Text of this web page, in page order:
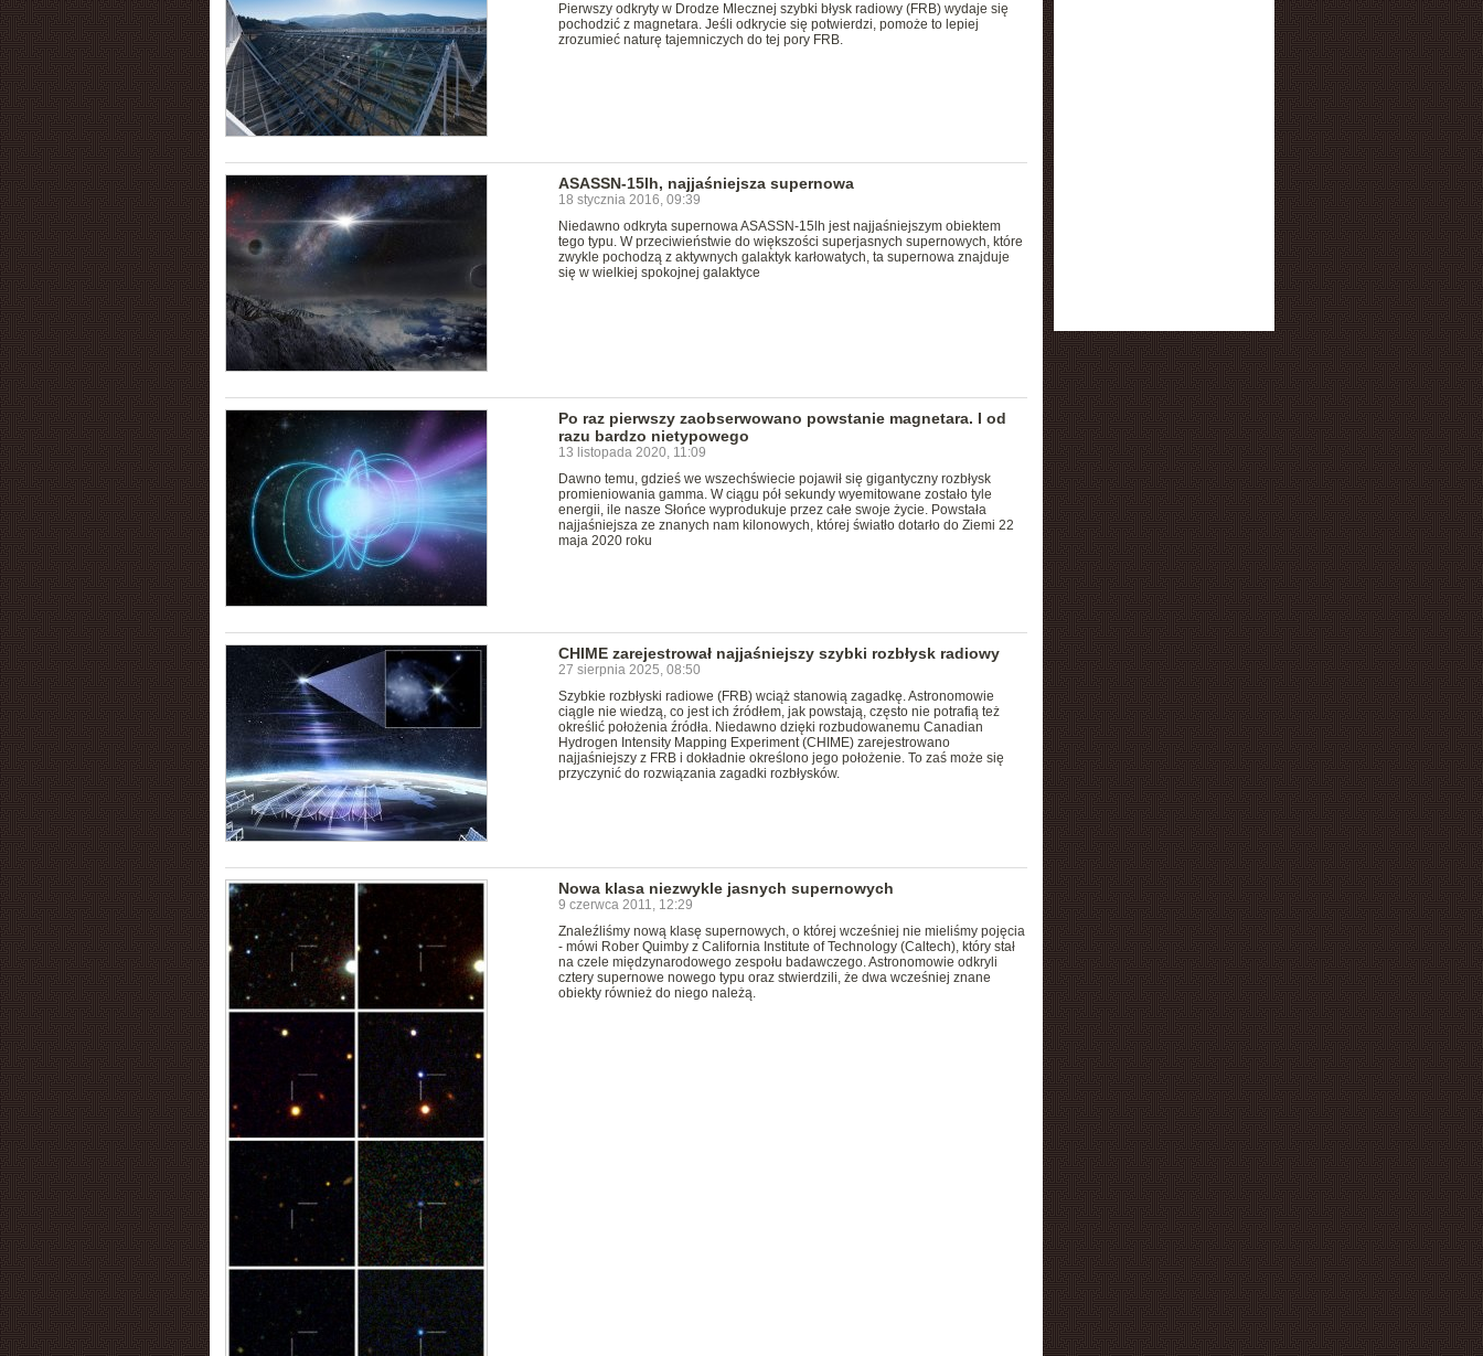
Pierwszy odkryty w Drodze Mlecznej szybki błysk radiowy (FRB) wydaje się
pochodzić z magnetara. Jeśli odkrycie się potwierdzi, pomoże to lepiej
zrozumieć naturę tajemniczych do tej pory FRB.
ASASSN-15lh, najjaśniejsza supernowa
18 stycznia 2016, 09:39
Niedawno odkryta supernowa ASASSN-15lh jest najjaśniejszym obiektem
tego typu. W przeciwieństwie do większości superjasnych supernowych, które
zwykle pochodzą z aktywnych galaktyk karłowatych, ta supernowa znajduje
się w wielkiej spokojnej galaktyce
Po raz pierwszy zaobserwowano powstanie magnetara. I od
razu bardzo nietypowego
13 listopada 2020, 11:09
Dawno temu, gdzieś we wszechświecie pojawił się gigantyczny rozbłysk
promieniowania gamma. W ciągu pół sekundy wyemitowane zostało tyle
energii, ile nasze Słońce wyprodukuje przez całe swoje życie. Powstała
najjaśniejsza ze znanych nam kilonowych, której światło dotarło do Ziemi 22
maja 2020 roku
CHIME zarejestrował najjaśniejszy szybki rozbłysk radiowy
27 sierpnia 2025, 08:50
Szybkie rozbłyski radiowe (FRB) wciąż stanowią zagadkę. Astronomowie
ciągle nie wiedzą, co jest ich źródłem, jak powstają, często nie potrafią też
określić położenia źródła. Niedawno dzięki rozbudowanemu Canadian
Hydrogen Intensity Mapping Experiment (CHIME) zarejestrowano
najjaśniejszy z FRB i dokładnie określono jego położenie. To zaś może się
przyczynić do rozwiązania zagadki rozbłysków.
Nowa klasa niezwykle jasnych supernowych
9 czerwca 2011, 12:29
Znaleźliśmy nową klasę supernowych, o której wcześniej nie mieliśmy pojęcia
- mówi Rober Quimby z California Institute of Technology (Caltech), który stał
na czele międzynarodowego zespołu badawczego. Astronomowie odkryli
cztery supernowe nowego typu oraz stwierdzili, że dwa wcześniej znane
obiekty również do niego należą.